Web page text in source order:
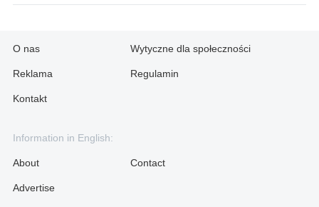
O nas
Reklama
Kontakt
Wytyczne dla społeczności
Regulamin
Information in English:
About
Advertise
Contact